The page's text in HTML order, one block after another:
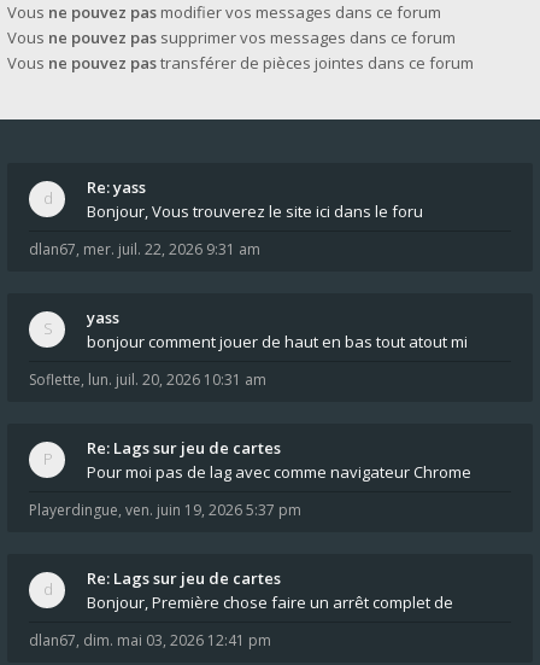
Vous ne pouvez pas modifier vos messages dans ce forum
Vous ne pouvez pas supprimer vos messages dans ce forum
Vous ne pouvez pastransférer de pièces jointes dans ce forum
Re: yass
Bonjour, Vous trouverez le site ici dans le foru
dlan67, mer. juil. 22, 2026 9:31 am
yass
bonjour comment jouer de haut en bas tout atout mi
Soflette, lun. juil. 20, 2026 10:31 am
Re: Lags sur jeu de cartes
Pour moi pas de lag avec comme navigateur Chrome
Playerdingue, ven. juin 19, 2026 5:37 pm
Re: Lags sur jeu de cartes
Bonjour, Première chose faire un arrêt complet de
dlan67, dim. mai 03, 2026 12:41 pm